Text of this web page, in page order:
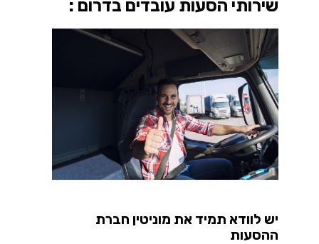
שירותי הסעות עובדים בדרום :
יש לוודא תמיד את מוניטין חברת
ההסעות